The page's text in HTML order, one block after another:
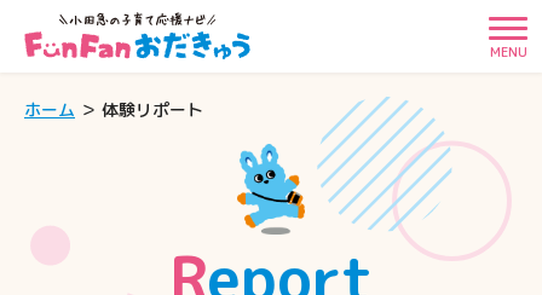
MENU
ホーム 体験リポート
Report